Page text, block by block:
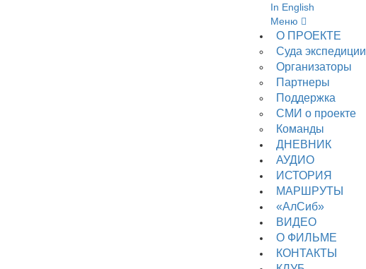
In English
Меню
О ПРОЕКТЕ
Суда экспедиции
Организаторы
Партнеры
Поддержка
СМИ о проекте
Команды
ДНЕВНИК
АУДИО
ИСТОРИЯ
МАРШРУТЫ
«АлСиб»
ВИДЕО
О ФИЛЬМЕ
КОНТАКТЫ